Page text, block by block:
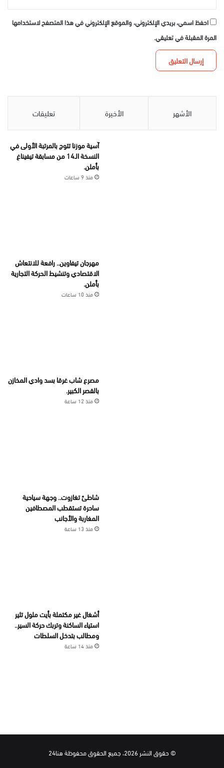
احفظ اسمي، بريدي الإلكتروني، والموقع الإلكتروني في هذا المتصفح لاستخدامها
المرة المقبلة في تعليقي.
الأشهر الأخيرة تعليقات
آسية موزنا تتوج بالمرتبة الأولى في
النسخة الـ14 من مسابقة تيفيناغ
بأملن.
منذ 9 ساعات
مهرجان تيفاوين.. رافعة للانتعاش
الاقتصادي وتنشيط الحركة التجارية
بأملن.
منذ 10 ساعات
مصرع شاب غرقا بسد وادي المخازن
بالقصر الكبير.
منذ 12 ساعة
شاطئ تغازوت.. وجهة سياحية
ساحرة تستقطب المصطافين
المغاربة والأجانب
منذ 13 ساعة
أشغال غير مكتملة بأيت ملول تثير
استياء الساكنة وتربك حركة السير..
ومطالب بتدخل السلطات
منذ 14 ساعة
© حقوق النشر 2026، جميع الحقوق محفوظة هنا24